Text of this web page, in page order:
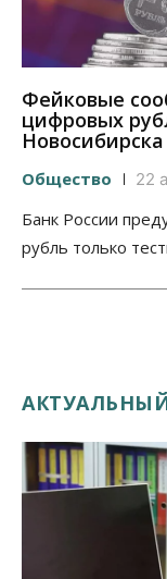
Фейковые
цифровых
Новосибирска
Общество 22
Банк России
рубль только